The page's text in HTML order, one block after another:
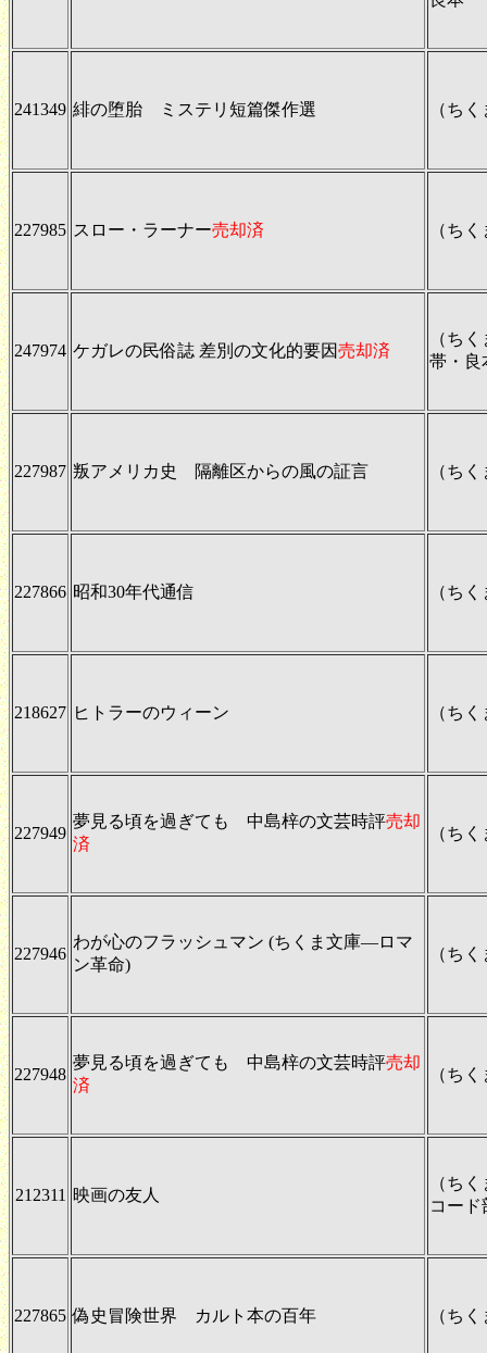
241349 緋の堕胎 ミステリ短篇傑作選 （ち
227985 スロー・ラーナー売却済 （ち
247974 ケガレの民俗誌 差別の文化的要因売却済
（ち
帯・良
227987 叛アメリカ史 隔離区からの風の証言 （ち
227866 昭和30年代通信 （ち
218627 ヒトラーのウィーン （ち
227949
夢見る頃を過ぎても 中島梓の文芸時評売却
済
（ち
227946
わが心のフラッシュマン (ちくま文庫―ロマ
ン革命)
（ち
227948
夢見る頃を過ぎても 中島梓の文芸時評売却
済
（ち
212311 映画の友人
（ち
コー
227865 偽史冒険世界 カルト本の百年 （ち